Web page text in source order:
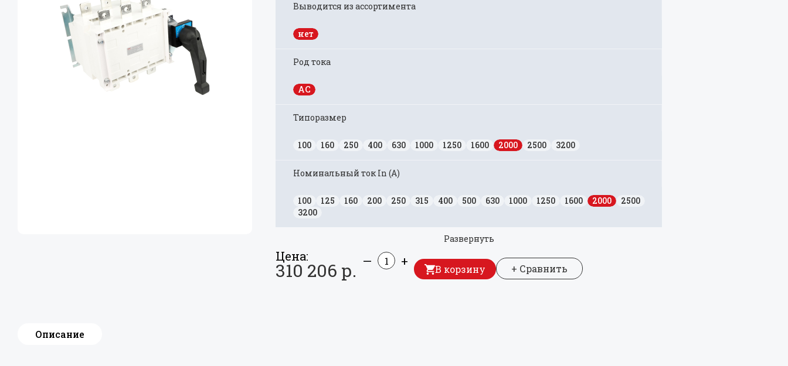
Развернуть
Выводится из ассортимента
нет
Род тока
AC
Типоразмер
100 160 250 400 630 1000 1250 1600 2000 2500 3200
Номинальный ток In (А)
100 125 160 200 250 315 400 500 630 1000 1250 1600 2000
2500
3200
Цена:
310 206 р. — +
В корзину + Сравнить
Описание